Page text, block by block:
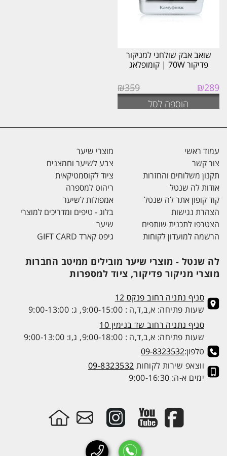
שואב אבק שולחני למניקור
פדיקור 70W | קומופלאג
₪359
המחיר
המקורי
₪289
הנוכחי
הוא:הוספה לסל
עמוד ראשי
צור קשר
תקנון משלוחים והחזרות
אודות לה שנטל
קוד קופון אתר לה שנטל
הצהרת נגישות
הצטרפו לתכנית שותפים
הרשמה למועדון לקוחות
מוצרי שיער
צבע לשיער וחמצנים
ציוד לקוסמטיקאית
ריהוט למספרה
אמפולות לשיער
בלוג - טיפים ומדריכים למוצרי
שיער
גיפט קארד GIFT CARD
לה שנטל - מוצרי שיער מובילים ממיטב החברות
מוצרי מניקור פדיקור, ציוד למספרות
סניף נתניה רחוב פנקס 12
שעות פתיחה: א,ב,ד,ה : 9:00-15:00, ג: 9:00-13:00
סניף נתניה רחוב שד בנימין 10
שעות פתיחה: א,ב,ד,ה : 9:00-18:00, ג,ו: 9:00-13:00
טלפון:09-8323532
ווצאפ שירות לקוחות 09-8323532
ימים א-ה: 9:00-16:30